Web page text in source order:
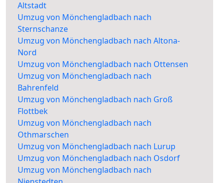
Altstadt
Umzug von Mönchengladbach nach
Sternschanze
Umzug von Mönchengladbach nach Altona-
Nord
Umzug von Mönchengladbach nach Ottensen
Umzug von Mönchengladbach nach
Bahrenfeld
Umzug von Mönchengladbach nach Groß
Flottbek
Umzug von Mönchengladbach nach
Othmarschen
Umzug von Mönchengladbach nach Lurup
Umzug von Mönchengladbach nach Osdorf
Umzug von Mönchengladbach nach